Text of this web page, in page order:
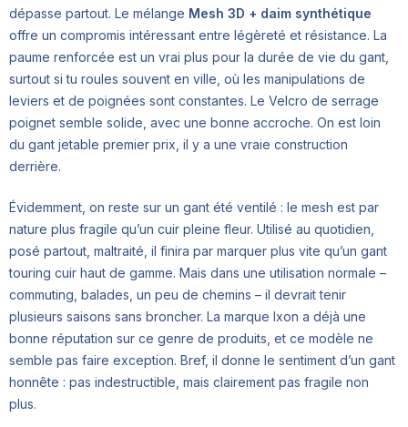
dépasse partout. Le mélange Mesh 3D + daim synthétique
offre un compromis intéressant entre légèreté et résistance. La
paume renforcée est un vrai plus pour la durée de vie du gant,
surtout si tu roules souvent en ville, où les manipulations de
leviers et de poignées sont constantes. Le Velcro de serrage
poignet semble solide, avec une bonne accroche. On est loin
du gant jetable premier prix, il y a une vraie construction
derrière.
Évidemment, on reste sur un gant été ventilé : le mesh est par
nature plus fragile qu’un cuir pleine fleur. Utilisé au quotidien,
posé partout, maltraité, il finira par marquer plus vite qu’un gant
touring cuir haut de gamme. Mais dans une utilisation normale –
commuting, balades, un peu de chemins – il devrait tenir
plusieurs saisons sans broncher. La marque Ixon a déjà une
bonne réputation sur ce genre de produits, et ce modèle ne
semble pas faire exception. Bref, il donne le sentiment d’un gant
honnête : pas indestructible, mais clairement pas fragile non
plus.